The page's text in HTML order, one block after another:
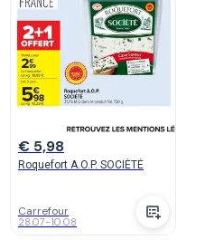
€ 5,98
Roquefort A.O.P. SOCIÉTÉ
Carrefour
28.07-10.08